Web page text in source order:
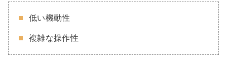
低い機動性
複雑な操作性